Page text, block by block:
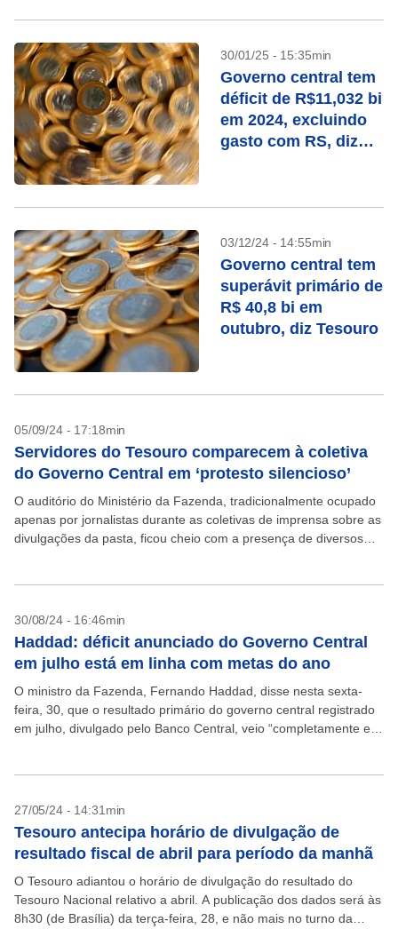
30/01/25 - 15:35min
Governo central tem
déficit de R$11,032 bi
em 2024, excluindo
gasto com RS, diz
03/12/24 - 14:55min
Governo central tem
superávit primário de
R$ 40,8 bi em
outubro, diz Tesouro
05/09/24 - 17:18min
Servidores do Tesouro comparecem à coletiva
do Governo Central em ‘protesto silencioso’
O auditório do Ministério da Fazenda, tradicionalmente ocupado
apenas por jornalistas durante as coletivas de imprensa sobre as
divulgações da pasta, ficou cheio com a presença de diversos
30/08/24 - 16:46min
Haddad: déficit anunciado do Governo Central
em julho está em linha com metas do ano
O ministro da Fazenda, Fernando Haddad, disse nesta sexta-
feira, 30, que o resultado primário do governo central registrado
em julho, divulgado pelo Banco Central, veio “completamente em
27/05/24 - 14:31min
Tesouro antecipa horário de divulgação de
resultado fiscal de abril para período da manhã
O Tesouro adiantou o horário de divulgação do resultado do
Tesouro Nacional relativo a abril. A publicação dos dados será às
8h30 (de Brasília) da terça-feira, 28, e não mais no turno da